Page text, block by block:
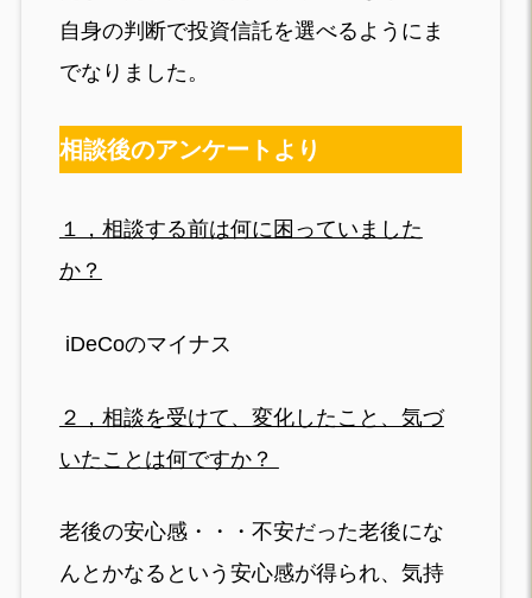
自身の判断で投資信託を選べるようにま
でなりました。
相談後のアンケートより
１，相談する前は何に困っていました
か？
iDeCoのマイナス
２，相談を受けて、変化したこと、気づ
いたことは何ですか？
老後の安心感・・・不安だった老後にな
んとかなるという安心感が得られ、気持